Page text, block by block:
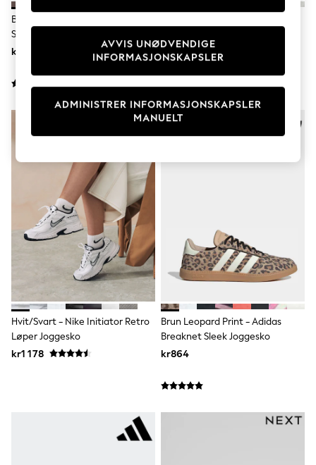
Tops
Dresses
Sandals & Sliders
Rash Vests
Sun Safe Swimwear
Sun Hats & Caps
All Occasionwear
Dresses
Shoes
Cardigans
Skirts
Shop All Footwear
New In
Trainers
Pram Shoes
School Shoes
Slippers
Boots
Wellies
Wide Fit
All Underwear
New In
Nighties
Blanket Hoodies
All Bags & Accessories
Brun/Hvit - Adidas Breaknet
Sleek Joggesko
kr785 - kr864
kr1 571
Hvit/Svart - Nike Initiator Retro
Løper Joggesko
kr1 178
Brun Leopard Print - Adidas
Breaknet Sleek Joggesko
kr864
ADMINISTRER INFORMASJONSKAPSLER
MANUELT
AVVIS UNØDVENDIGE
INFORMASJONSKAPSLER